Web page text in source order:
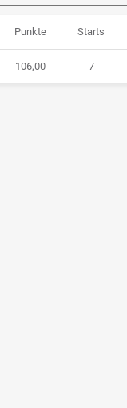
Punkte Starts
106,00 7